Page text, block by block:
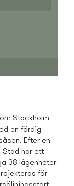
Stockholm
en färdig
Efter en
Stad har ett
38 lägenheter
för